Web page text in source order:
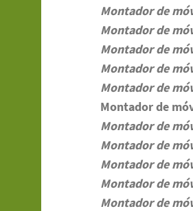
Montador de
Montador de
Montador de
Montador de
Montador de
Montador de
Montador de
Montador de
Montador de
Montador de
Montador de